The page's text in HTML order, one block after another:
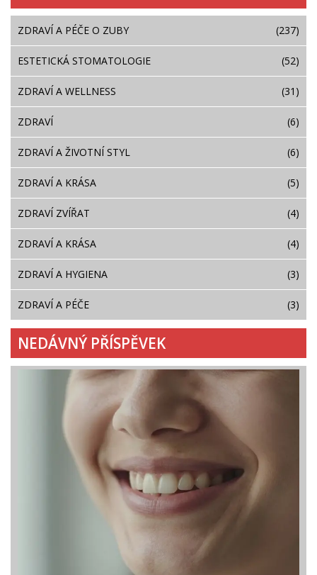
ZDRAVÍ A PÉČE O ZUBY (237)
ESTETICKÁ STOMATOLOGIE (52)
ZDRAVÍ A WELLNESS (31)
ZDRAVÍ (6)
ZDRAVÍ A ŽIVOTNÍ STYL (6)
ZDRAVÍ A KRÁSA (5)
ZDRAVÍ ZVÍŘAT (4)
ZDRAVÍ A KRÁSA (4)
ZDRAVÍ A HYGIENA (3)
ZDRAVÍ A PÉČE (3)
NEDÁVNÝ PŘÍSPĚVEK